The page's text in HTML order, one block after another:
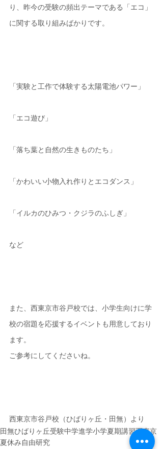
り、昨今の受験の頻出テーマである「エコ」
に関する取り組みばかりです。
「実験と工作で体験する太陽電池パワー」
「エコ遊び」
「落ち葉と自然の生きものたち」
「かわいい小物入れ作りとエコダンス」
「イルカのひみつ・クジラのふしぎ」
など
また、西東京市谷戸校では、小学生向けに学
校の宿題を応援するイベントも用意しており
ます。
ご参考にしてくださいね。
西東京市谷戸校（ひばりヶ丘・田無）より
田無ひばりヶ丘受験中学進学小学夏期講習西東京
夏休み自由研究